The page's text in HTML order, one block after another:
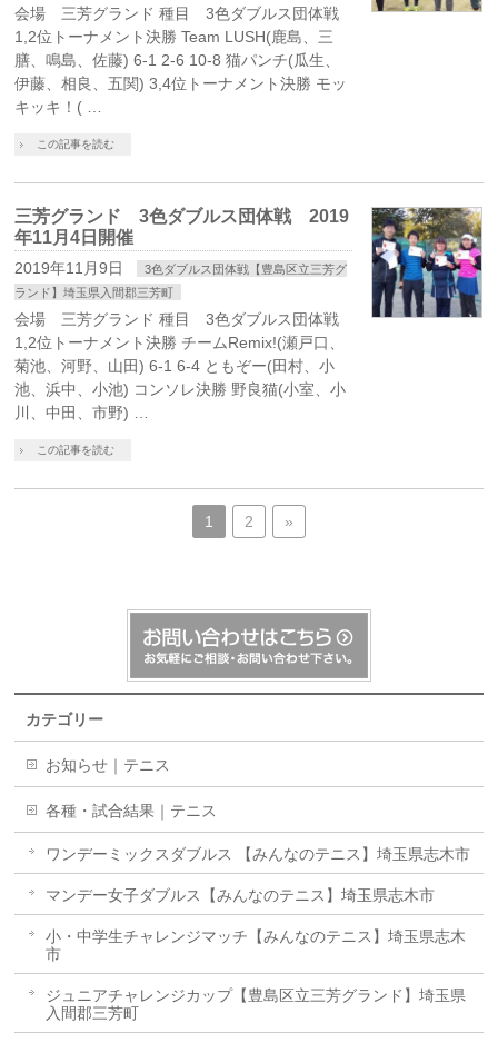
会場 三芳グランド 種目 3色ダブルス団体戦
1,2位トーナメント決勝 Team LUSH(鹿島、三
膳、鳴島、佐藤) 6-1 2-6 10-8 猫パンチ(瓜生、
伊藤、相良、五関) 3,4位トーナメント決勝 モッ
キッキ！( …
この記事を読む
三芳グランド 3色ダブルス団体戦 2019
年11月4日開催
2019年11月9日
3色ダブルス団体戦【豊島区立三芳グ
ランド】埼玉県入間郡三芳町
会場 三芳グランド 種目 3色ダブルス団体戦
1,2位トーナメント決勝 チームRemix!(瀬戸口、
菊池、河野、山田) 6-1 6-4 ともぞー(田村、小
池、浜中、小池) コンソレ決勝 野良猫(小室、小
川、中田、市野) …
この記事を読む
1 2 »
カテゴリー
お知らせ｜テニス
各種・試合結果｜テニス
ワンデーミックスダブルス 【みんなのテニス】埼玉県志木市
マンデー女子ダブルス【みんなのテニス】埼玉県志木市
小・中学生チャレンジマッチ【みんなのテニス】埼玉県志木
市
ジュニアチャレンジカップ【豊島区立三芳グランド】埼玉県
入間郡三芳町